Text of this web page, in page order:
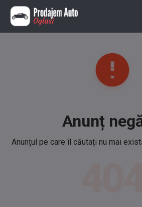
Anunț
Anunțul pe care îl căutați nu mai